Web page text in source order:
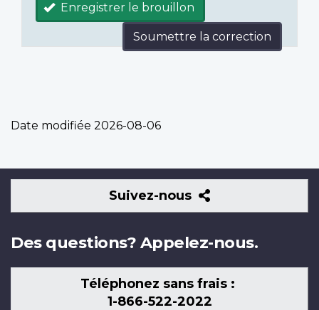
Enregistrer le brouillon
Soumettre la correction
Date modifiée 2026-08-06
Suivez-nous
Suivez-
nous
Des questions? Appelez-nous.
Téléphonez sans frais :
1-866-522-2022